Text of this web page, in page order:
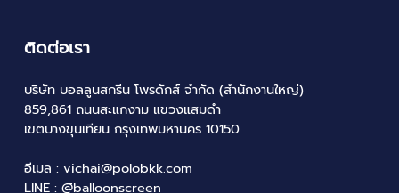
ติดต่อเรา
บริษัท บอลลูนสกรีน โพรดักส์ จำกัด (สำนักงานใหญ่)
859,861 ถนนสะแกงาม แขวงแสมดำ
เขตบางขุนเทียน กรุงเทพมหานคร 10150
อีเมล : vichai@polobkk.com
LINE : @ิballoonscreen